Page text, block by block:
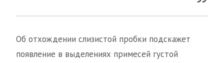
Об отхождении слизистой пробки подскажет
появление в выделениях примесей густой